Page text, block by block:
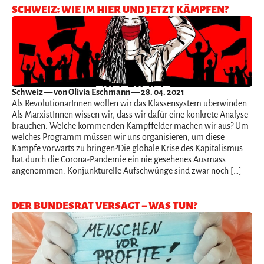
SCHWEIZ: WIE IM HIER UND JETZT KÄMPFEN?
Schweiz— von Olivia Eschmann — 28. 04. 2021
Als RevolutionärInnen wollen wir das Klassensystem überwinden.
Als MarxistInnen wissen wir, dass wir dafür eine konkrete Analyse
brauchen: Welche kommenden Kampffelder machen wir aus? Um
welches Programm müssen wir uns organisieren, um diese
Kämpfe vorwärts zu bringen?Die globale Krise des Kapitalismus
hat durch die Corona-Pandemie ein nie gesehenes Ausmass
angenommen. Konjunkturelle Aufschwünge sind zwar noch […]
DER BUNDESRAT VERSAGT – WAS TUN?